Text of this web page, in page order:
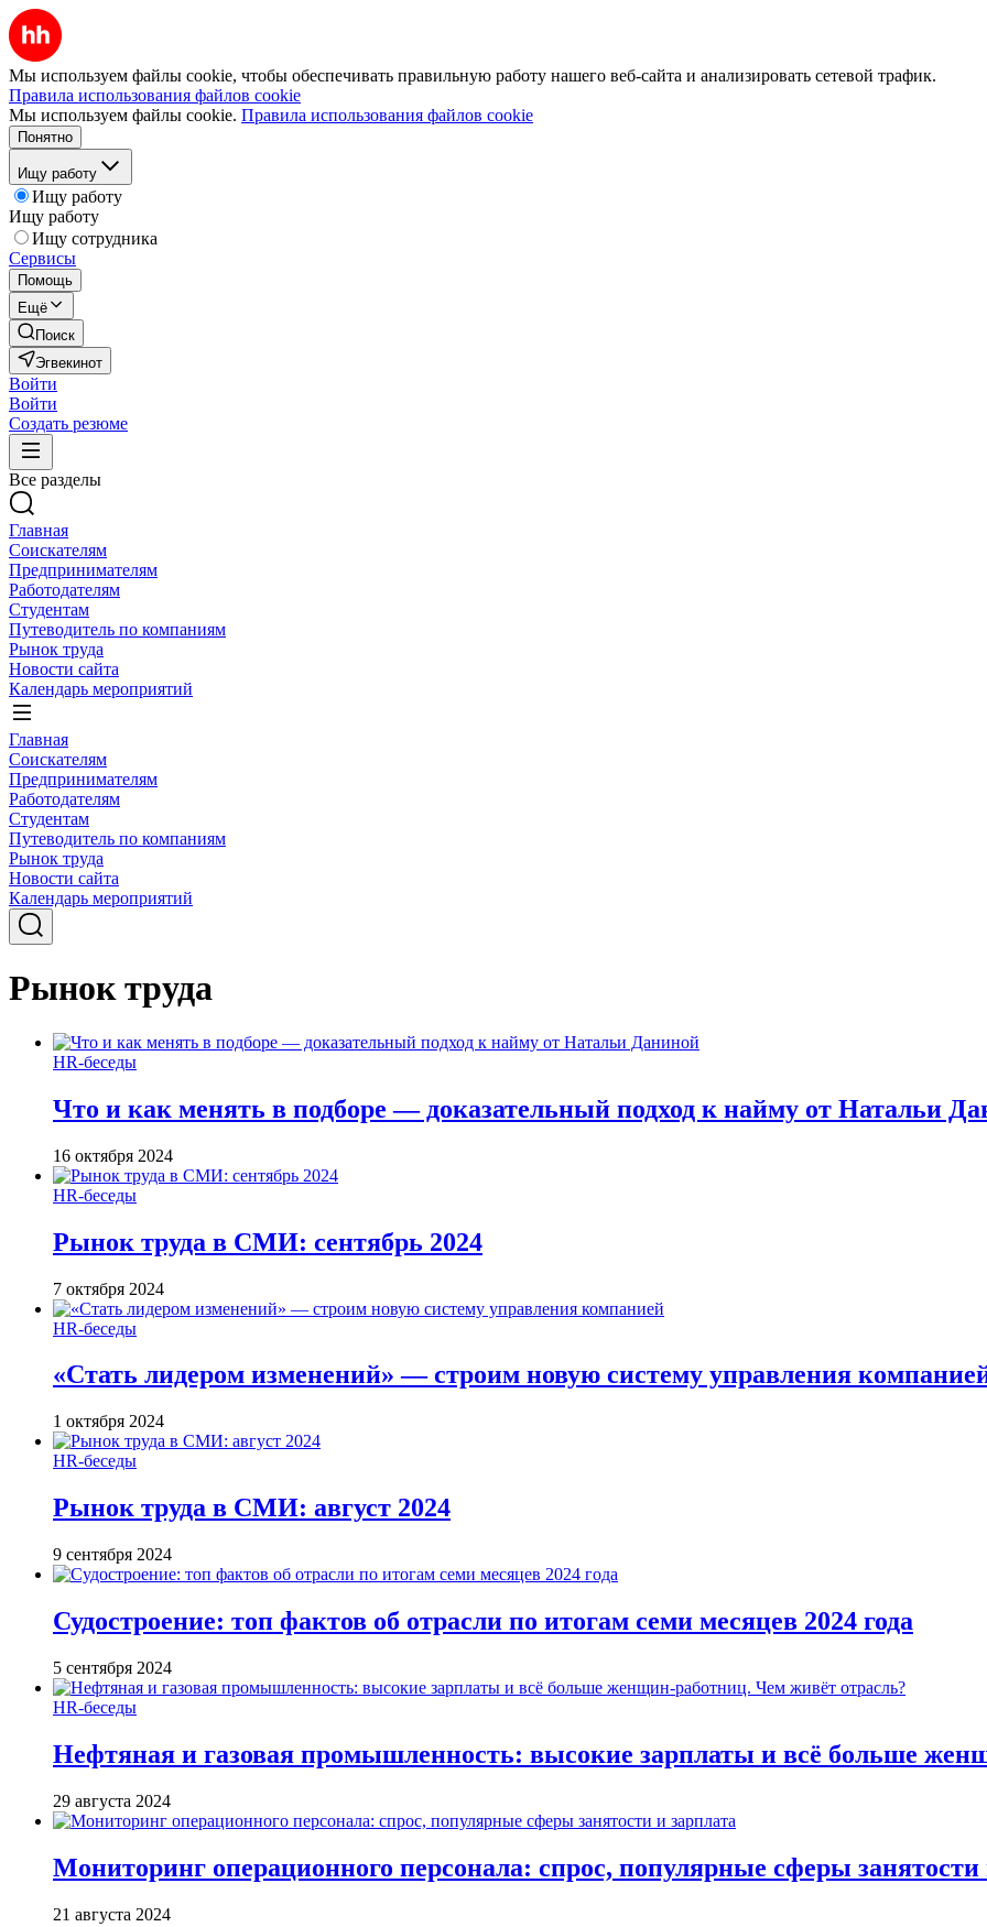
Мы используем файлы cookie, чтобы обеспечивать правильную работу нашего веб-сайта и анализировать сетевой трафик.
Правила использования файлов cookie
Мы используем файлы cookie. Правила использования файлов cookie
Понятно
Ищу работу
Ищу работу
Ищу работу
Ищу сотрудника
Сервисы
Помощь
Ещё
Поиск
Эгвекинот
Войти
Войти
Создать резюме
Все разделы
Главная
Соискателям
Предпринимателям
Работодателям
Студентам
Путеводитель по компаниям
Рынок труда
Новости сайта
Календарь мероприятий
Главная
Соискателям
Предпринимателям
Работодателям
Студентам
Путеводитель по компаниям
Рынок труда
Новости сайта
Календарь мероприятий
Рынок труда
HR-беседы
Что и как менять в подборе — доказательный подход к найму от Натальи
16 октября 2024
HR-беседы
Рынок труда в СМИ: сентябрь 2024
7 октября 2024
HR-беседы
«Стать лидером изменений» — строим новую систему управления
1 октября 2024
HR-беседы
Рынок труда в СМИ: август 2024
9 сентября 2024
Судостроение: топ фактов об отрасли по итогам семи месяцев 2024 года
5 сентября 2024
HR-беседы
Нефтяная и газовая промышленность: высокие зарплаты и всё больше
29 августа 2024
Мониторинг операционного персонала: спрос, популярные сферы занятости
21 августа 2024